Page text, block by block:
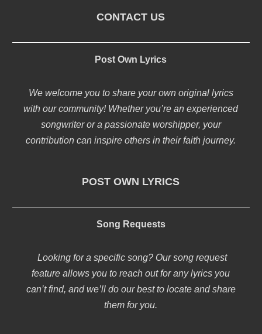
CONTACT US
Post Own Lyrics
We welcome you to share your own original lyrics
with our community! Whether you’re an experienced
songwriter or a passionate worshipper, your
contribution can inspire others in their faith journey.
POST OWN LYRICS
Song Requests
Looking for a specific song? Our song request
feature allows you to reach out for any lyrics you
can’t find, and we’ll do our best to locate and share
them for you.